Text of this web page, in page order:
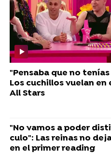
"Pensaba que no
Los cuchillos vuelan en
All Stars
"No vamos a poder
culo": Las reinas no
en el primer reading